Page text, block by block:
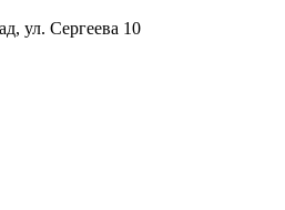
ул. Сергеева 10